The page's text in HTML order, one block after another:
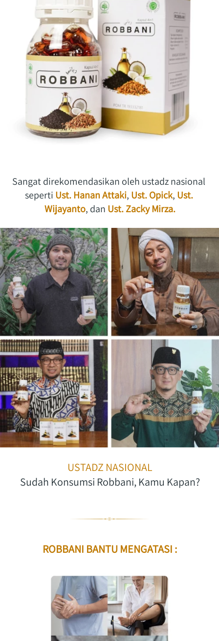
Sangat direkomendasikan oleh ustadz nasional
seperti Ust. Hanan Attaki, Ust. Opick, Ust.
Wijayanto, dan Ust. Zacky Mirza.
USTADZ NASIONAL
Sudah Konsumsi Robbani, Kamu Kapan?
ROBBANI BANTU MENGATASI :